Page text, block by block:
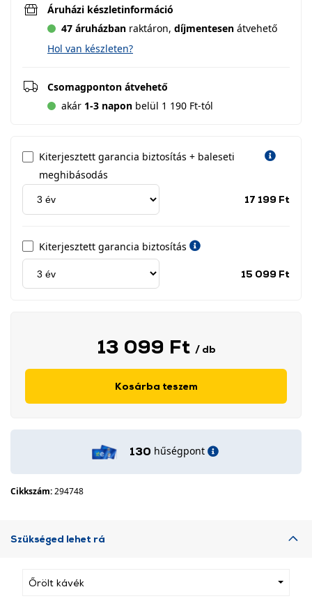
Áruházi készletinformáció
47 áruházban raktáron, díjmentesen átvehető
Hol van készleten?
Csomagponton átvehető
akár 1-3 napon belül 1 190 Ft-tól
Kiterjesztett garancia biztosítás + baleseti
meghibásodás
17 199 Ft
Kiterjesztett garancia biztosítás
15 099 Ft
13 099 Ft / db
Kosárba teszem
130 hűségpont
Cikkszám:294748
Szükséged lehet rá
Őrölt kávék